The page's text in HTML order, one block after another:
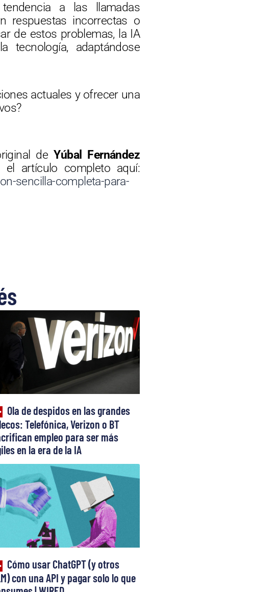
a las llamadas
respuestas incorrectas o
de estos problemas, la IA
adaptándose
actuales y ofrecer una
deYúbal Fernández
el artículo completo aquí:
sencilla-completa-para-
Ola de despidos en las grandes
Telefónica, Verizon o BT
empleo para ser más
en la era de la IA
Cómo usar ChatGPT (y otros
con una API y pagar solo lo que